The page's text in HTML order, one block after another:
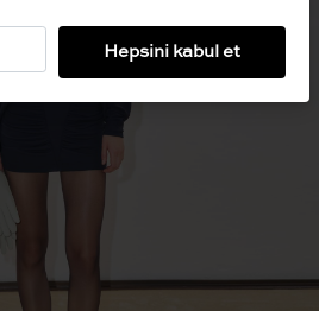
Hepsini kabul et